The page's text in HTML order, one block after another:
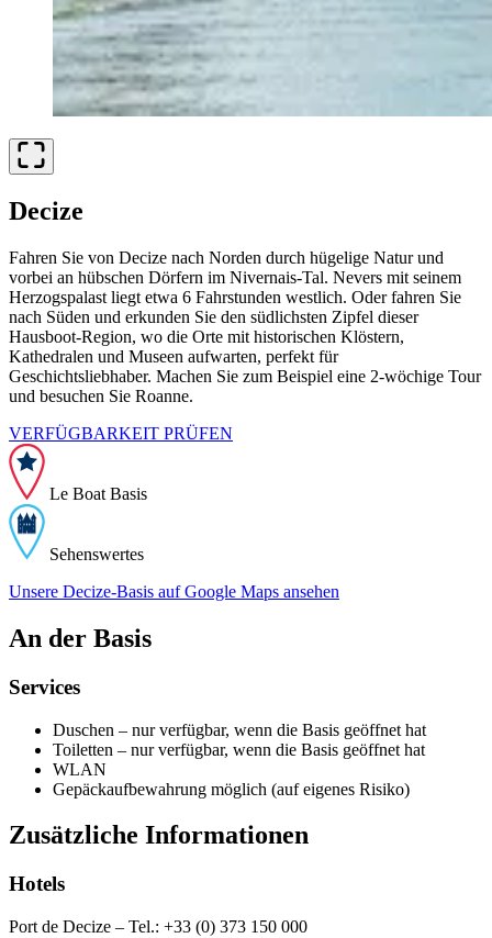
Decize
Fahren Sie von Decize nach Norden durch hügelige Natur und
vorbei an hübschen Dörfern im Nivernais-Tal. Nevers mit seinem
Herzogspalast liegt etwa 6 Fahrstunden westlich. Oder fahren Sie
nach Süden und erkunden Sie den südlichsten Zipfel dieser
Hausboot-Region, wo die Orte mit historischen Klöstern,
Kathedralen und Museen aufwarten, perfekt für
Geschichtsliebhaber. Machen Sie zum Beispiel eine 2-wöchige Tour
und besuchen Sie Roanne.
VERFÜGBARKEIT PRÜFEN
Le Boat Basis
Sehenswertes
Unsere Decize-Basis auf Google Maps ansehen
An der Basis
Services
Duschen – nur verfügbar, wenn die Basis geöffnet hat
Toiletten – nur verfügbar, wenn die Basis geöffnet hat
WLAN
Gepäckaufbewahrung möglich (auf eigenes Risiko)
Zusätzliche Informationen
Hotels
Port de Decize – Tel.: +33 (0) 373 150 000